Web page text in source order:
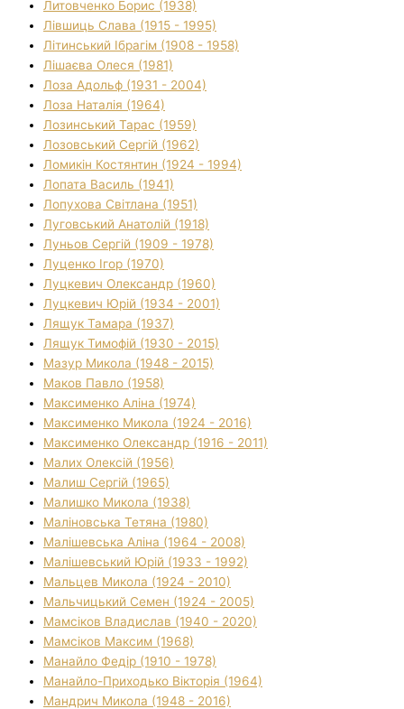
Литовченко Борис (1938)
Лівшиць Слава (1915 - 1995)
Літинський Ібрагім (1908 - 1958)
Лішаєва Олеся (1981)
Лоза Адольф (1931 - 2004)
Лоза Наталія (1964)
Лозинський Тарас (1959)
Лозовський Сергій (1962)
Ломикін Костянтин (1924 - 1994)
Лопата Василь (1941)
Лопухова Світлана (1951)
Луговський Анатолій (1918)
Луньов Сергій (1909 - 1978)
Луценко Ігор (1970)
Луцкевич Олександр (1960)
Луцкевич Юрій (1934 - 2001)
Лящук Тамара (1937)
Лящук Тимофій (1930 - 2015)
Мазур Микола (1948 - 2015)
Маков Павло (1958)
Максименко Аліна (1974)
Максименко Микола (1924 - 2016)
Максименко Олександр (1916 - 2011)
Малих Олексій (1956)
Малиш Сергій (1965)
Малишко Микола (1938)
Маліновська Тетяна (1980)
Малішевська Аліна (1964 - 2008)
Малішевський Юрій (1933 - 1992)
Мальцев Микола (1924 - 2010)
Мальчицький Семен (1924 - 2005)
Мамсіков Владислав (1940 - 2020)
Мамсіков Максим (1968)
Манайло Федір (1910 - 1978)
Манайло-Приходько Вікторія (1964)
Мандрич Микола (1948 - 2016)